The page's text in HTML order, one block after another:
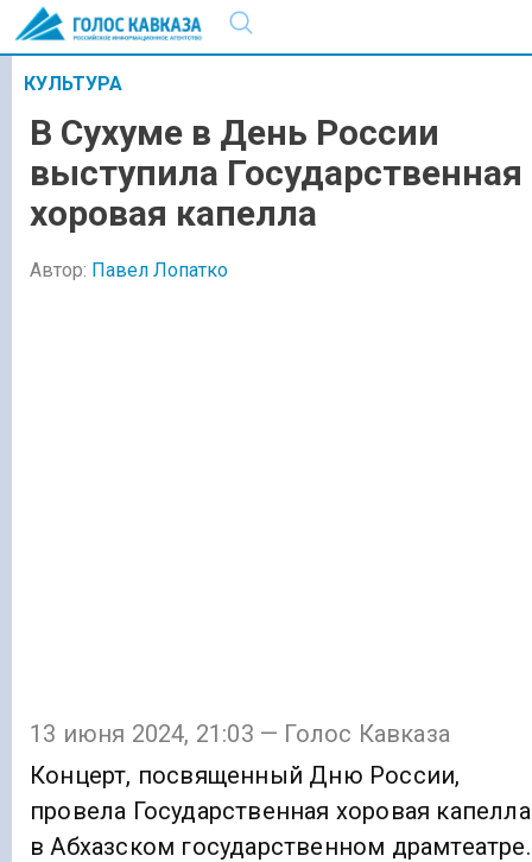
КУЛЬТУРА
В Сухуме в День России
выступила Государственная
хоровая капелла
Автор: Павел Лопатко
13 июня 2024, 21:03 — Голос Кавказа
Концерт, посвященный Дню России,
провела Государственная хоровая капелла
в Абхазском государственном драмтеатре.